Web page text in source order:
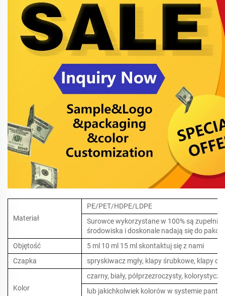
Materiał
PE/PET/HDPE/LDPE
Surowce wykorzystane w 100% są
środowiska i doskonale nadają się do
Objętość
5 ml 10 ml 15 ml skontaktuj się z nami
Czapka
spryskiwacz mgły, klapy śrubkowe, klapy
Kolor
czarny, biały, półprzezroczysty,
lub jakichkolwiek kolorów w systemie